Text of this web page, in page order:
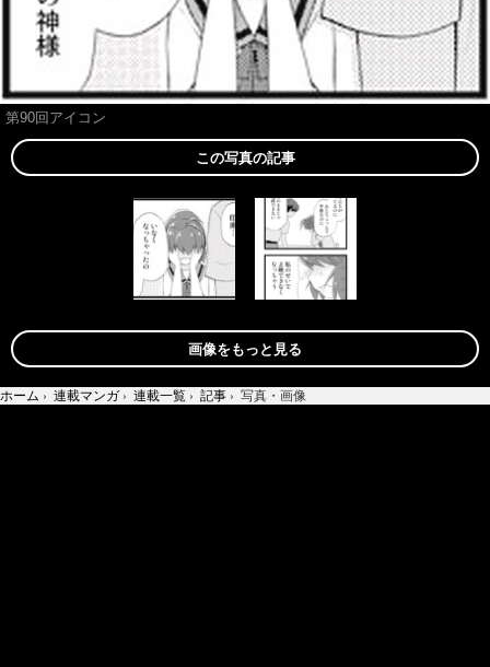
第90回アイコン
この写真の記事
画像をもっと見る
ホーム › 連載マンガ › 連載一覧 › 記事 › 写真・画像